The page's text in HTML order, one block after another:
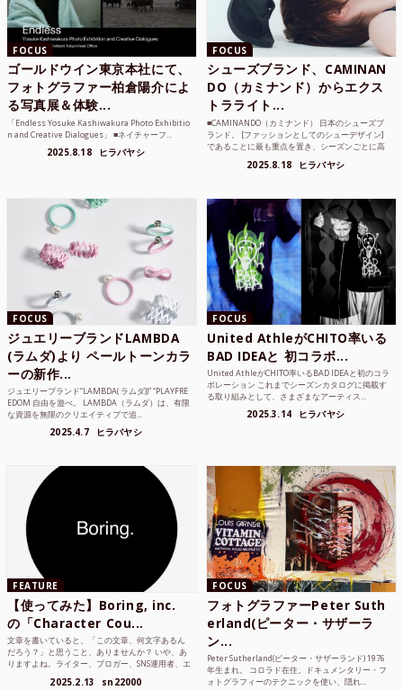
FOCUS
ゴールドウイン東京本社にて、
フォトグラファー柏倉陽介によ
る写真展＆体験...
「Endless Yosuke Kashiwakura Photo Exhibitio
n and Creative Dialogues」 ■ネイチャーフ...
2025.8.18 ヒラバヤシ
FOCUS
シューズブランド、CAMINAN
DO（カミナンド）からエクス
トラライト...
■CAMINANDO（カミナンド） 日本のシューズブ
ランド。 [ファッションとしてのシューデザイン]
であることに最も重点を置き、シーズンごとに高
2025.8.18 ヒラバヤシ
FOCUS
ジュエリーブランドLAMBDA
(ラムダ)より ペールトーンカラ
ーの新作...
ジュエリーブランド“LAMBDA( ラムダ))” “PLAYFRE
EDOM 自由を遊べ。 LAMBDA（ラムダ）は、有限
な資源を無限のクリエイティブで追...
2025.4.7 ヒラバヤシ
FOCUS
United AthleがCHITO率いる
BAD IDEAと 初コラボ...
United AthleがCHITO率いるBAD IDEAと初のコラ
ボレーション これまでシーズンカタログに掲載す
る取り組みとして、さまざまなアーティス...
2025.3.14 ヒラバヤシ
FEATURE
【使ってみた】Boring, inc.
の「Character Cou...
文章を書いていると、「この文章、何文字あるん
だろう？」と思うこと、ありませんか？ いや、あ
りますよね。ライター、ブロガー、SNS運用者、エ
2025.2.13 sn22000
FOCUS
フォトグラファーPeter Suth
erland(ピーター・サザーラ
ン...
Peter Sutherland(ピーター・サザーランド) 1976
年生まれ。 コロラド在住。ドキュメンタリー・フ
ォトグラフィーのテクニックを使い、隠れ...